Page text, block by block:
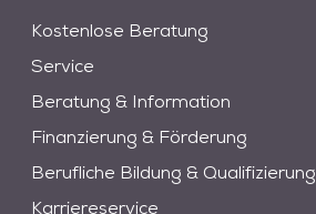
Kostenlose Beratung
Service
Beratung & Information
Finanzierung & Förderung
Berufliche Bildung & Qualifizierung
Karriereservice